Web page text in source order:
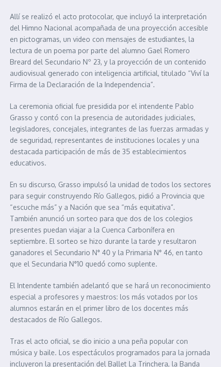
Allí se realizó el acto protocolar, que incluyó la interpretación
del Himno Nacional acompañada de una proyección accesible
en pictogramas, un video con mensajes de estudiantes, la
lectura de un poema por parte del alumno Gael Romero
Breard del Secundario Nº 23, y la proyección de un contenido
audiovisual generado con inteligencia artificial, titulado “Viví la
Firma de la Declaración de la Independencia”.
La ceremonia oficial fue presidida por el intendente Pablo
Grasso y contó con la presencia de autoridades judiciales,
legisladores, concejales, integrantes de las fuerzas armadas y
de seguridad, representantes de instituciones locales y una
destacada participación de más de 35 establecimientos
educativos.
En su discurso, Grasso impulsó la unidad de todos los sectores
para seguir construyendo Río Gallegos, pidió a Provincia que
“escuche más” y a Nación que sea “más equitativa”.
También anunció un sorteo para que dos de los colegios
presentes puedan viajar a la Cuenca Carbonífera en
septiembre. El sorteo se hizo durante la tarde y resultaron
ganadores el Secundario N° 40 y la Primaria N° 46, en tanto
que el Secundaria N°10 quedó como suplente.
El Intendente también adelantó que se hará un reconocimiento
especial a profesores y maestros: los más votados por los
alumnos estarán en el primer libro de los docentes más
destacados de Río Gallegos.
Tras el acto oficial, se dio inicio a una peña popular con
música y baile. Los espectáculos programados para la jornada
incluyeron la presentación del Ballet La Trinchera, la Banda